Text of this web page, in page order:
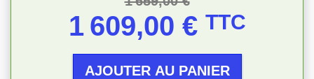
1 609,00 € TTC
AJOUTER AU PANIER